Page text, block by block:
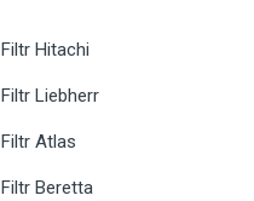
Filtr Hitachi
Filtr Liebherr
Filtr Atlas
Filtr Beretta